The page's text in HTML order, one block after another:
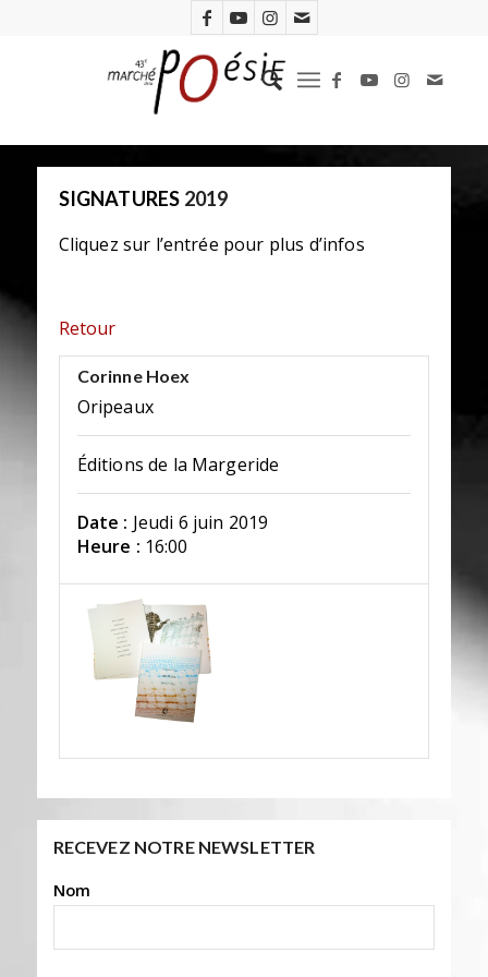
SIGNATURES 2019
Cliquez sur l’entrée pour plus d’infos
Retour
Corinne Hoex
Oripeaux
Éditions de la Margeride
Date : Jeudi 6 juin 2019
Heure : 16:00
RECEVEZ NOTRE NEWSLETTER
Nom